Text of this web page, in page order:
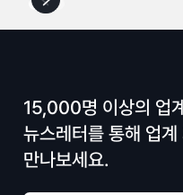
15,000명 이상의 업
뉴스레터를 통해 업
만나보세요.